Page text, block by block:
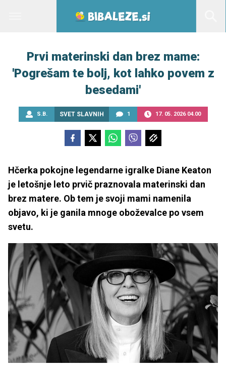
Prvi materinski dan brez mame:
'Pogrešam te bolj, kot lahko povem z
besedami'
S.B. SVET SLAVNIH 1 17. 05. 2026 04.00
Hčerka pokojne legendarne igralke Diane Keaton
je letošnje leto prvič praznovala materinski dan
brez matere. Ob tem je svoji mami namenila
objavo, ki je ganila mnoge oboževalce po vsem
svetu.